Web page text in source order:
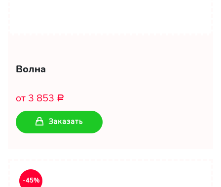
Волна
от 3 853 Р
Заказать
-45%